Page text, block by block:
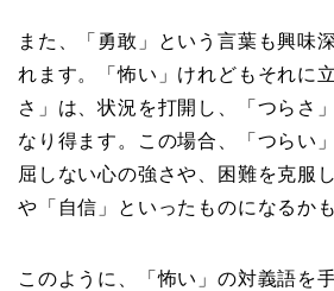
また、「勇敢」という言葉も興味
れます。「怖い」けれどもそれに
さ」は、状況を打開し、「つらさ
なり得ます。この場合、「つらい
屈しない心の強さや、困難を克服
や「自信」といったものになるか
このように、「怖い」の対義語を